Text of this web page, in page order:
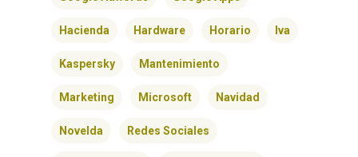
Hacienda Hardware Horario Iva
Kaspersky Mantenimiento
Marketing Microsoft Navidad
Novelda Redes Sociales